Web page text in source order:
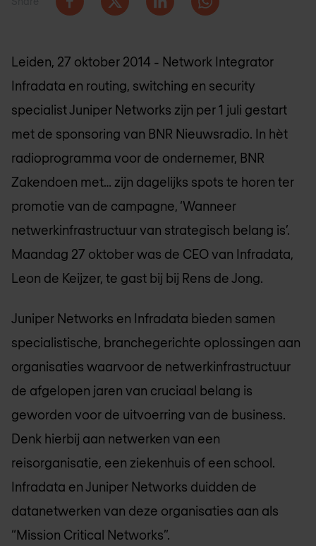
Leiden, 27 oktober 2014 - Network Integrator
Infradata en routing, switching en security
specialist Juniper Networks zijn per 1 juli gestart
met de sponsoring van BNR Nieuwsradio. In hèt
radioprogramma voor de ondernemer, BNR
Zakendoen met… zijn dagelijks spots te horen ter
promotie van de campagne, ‘Wanneer
netwerkinfrastructuur van strategisch belang is’.
Maandag 27 oktober was de CEO van Infradata,
Leon de Keijzer, te gast bij bij Rens de Jong.
Juniper Networks en Infradata bieden samen
specialistische, branchegerichte oplossingen aan
organisaties waarvoor de netwerkinfrastructuur
de afgelopen jaren van cruciaal belang is
geworden voor de uitvoerring van de business.
Denk hierbij aan netwerken van een
reisorganisatie, een ziekenhuis of een school.
Infradata en Juniper Networks duidden de
datanetwerken van deze organisaties aan als
“Mission Critical Networks”.